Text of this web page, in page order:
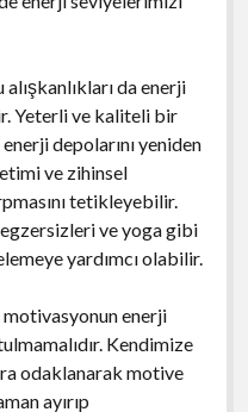
alışkanlıkları da enerji
Yeterli ve kaliteli bir
depolarını yeniden
ve zihinsel
tetikleyebilir.
ve yoga gibi
yardımcı olabilir.
enerji
Kendimize
odaklanarak motive
ayırıp